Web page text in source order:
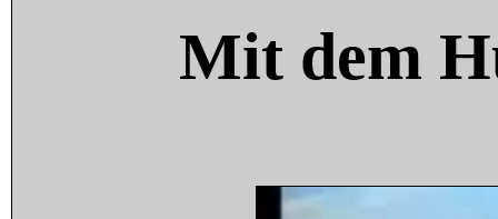
Mit dem